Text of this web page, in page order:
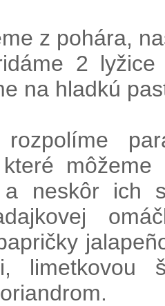
z pohára,
2
na hladkú
které
a neskôr ich
limetkovou